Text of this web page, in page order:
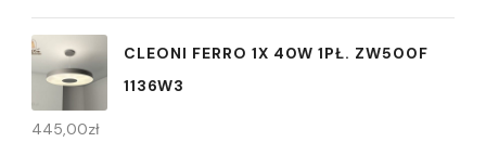
CLEONI FERRO 1X 40W 1PŁ. ZW500F
1136W3
445,00zł